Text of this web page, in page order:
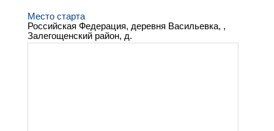
Место старта
Российская Федерация, деревня Васильевка, ,
Залегощенский район, д.